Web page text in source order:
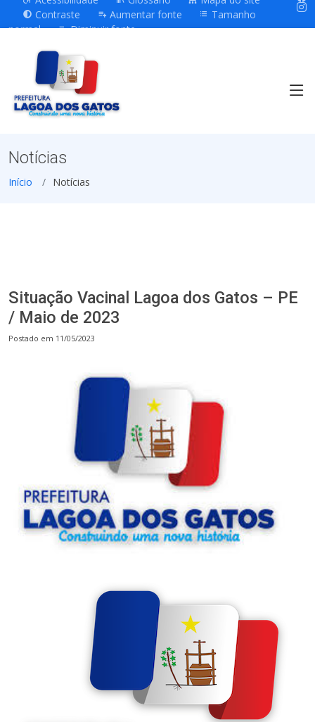
Contraste
Aumentar fonte
Tamanho
normal
Diminuir fonte
Notícias
Início Notícias
Situação Vacinal Lagoa dos Gatos – PE
/ Maio de 2023
Postado em 11/05/2023